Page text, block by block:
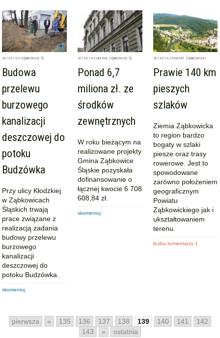
2013-01-09 ZĄBKOWICE ŚL.
Budowa
przelewu
burzowego
kanalizacji
deszczowej do
potoku
Budzówka
Przy ulicy Kłodzkiej
w Ząbkowicach
Śląskich trwają
prace związane z
realizacją zadania
budowy przelewu
burzowego
kanalizacji
deszczowej do
potoku Budzówka.
skomentuj
2013-01-02 GMINA ZĄBKOWICE ŚL.
Ponad 6,7
miliona zł. ze
środków
zewnętrznych
W roku bieżącym na
realizowane projekty
Gmina Ząbkowice
Śląskie pozyskała
dofinansowanie o
łącznej kwocie 6 708
608,84 zł.
skomentuj
2013-01-02 POWIAT ZĄBKOWICKI
Prawie 140 km
pieszych
szlaków
Ziemia Ząbkowicka
to region bardzo
bogaty w szlaki
piesze oraz trasy
rowerowe. Jest to
spowodowane
zarówno położeniem
geograficznym
Powiatu
Ząbkowickiego jak i
ukształtowaniem
terenu.
liczba komentarzy 1
pierwsza « 135 136 137 138 139 140 141
142
143
» ostatnia